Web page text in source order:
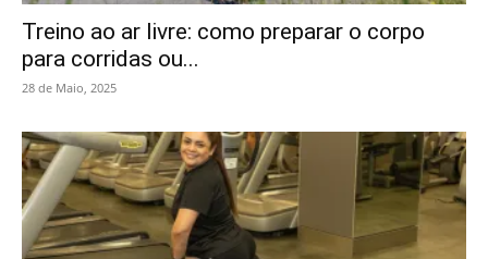
Treino ao ar livre: como preparar o corpo
para corridas ou...
28 de Maio, 2025